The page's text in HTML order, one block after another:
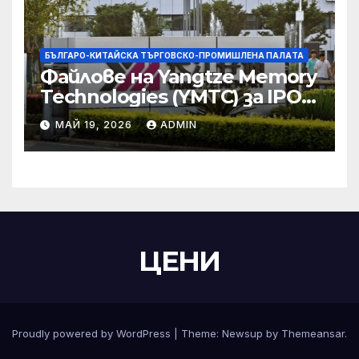
БЪЛГАРО-КИТАЙСКА ТЪРГОВСКО-ПРОМИШЛЕНА ПАЛAТА
Файлове на Yangtze Memory
Technologies (YMTC) за IPO
на STAR Market
МАЙ 19, 2026 ADMIN
ЦЕНИ
Proudly powered by WordPress Theme: Newsup by Themeansar.